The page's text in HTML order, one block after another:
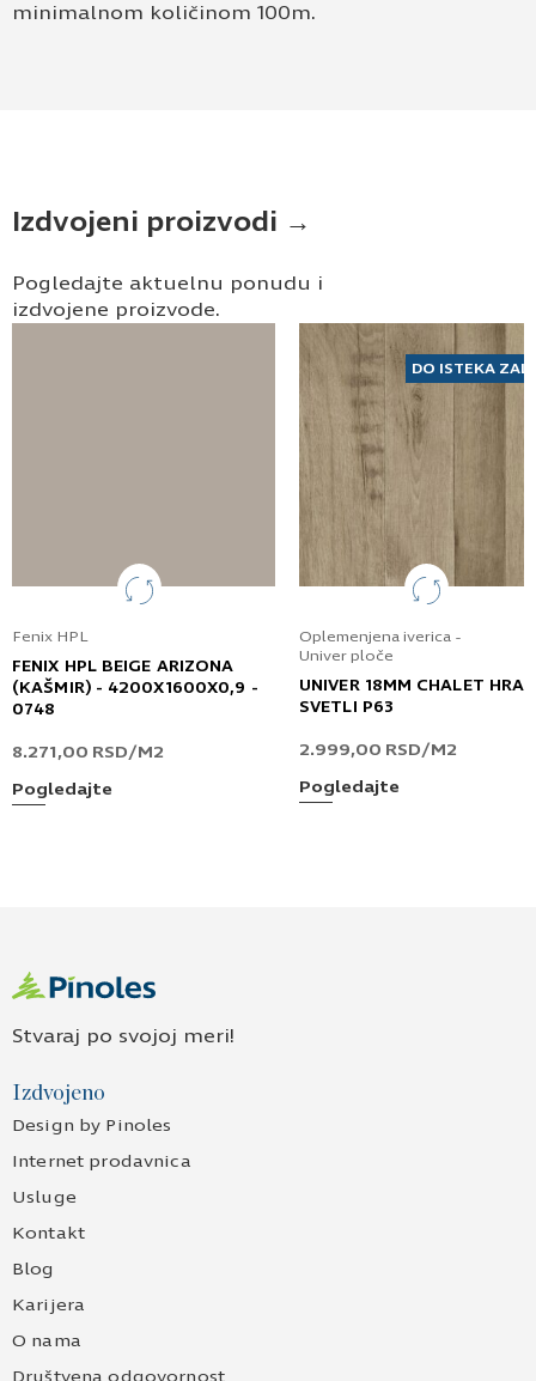
minimalnom količinom 100m.
Izdvojeni proizvodi →
Pogledajte aktuelnu ponudu i
izdvojene proizvode.
Fenix HPL
FENIX HPL BEIGE ARIZONA
(KAŠMIR) - 4200X1600X0,9 -
0748
8.271,00 RSD/M2
Pogledajte
DO ISTEKA
Oplemenjena iverica -
Univer ploče
UNIVER 18MM CHALET
SVETLI P63
2.999,00 RSD/M2
Pogledajte
Stvaraj po svojoj meri!
Izdvojeno
Design by Pinoles
Internet prodavnica
Usluge
Kontakt
Blog
Karijera
O nama
Društvena odgovornost